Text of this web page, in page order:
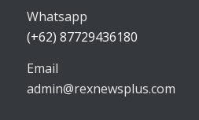
Whatsapp
(+62) 87729436180
Email
admin@rexnewsplus.com